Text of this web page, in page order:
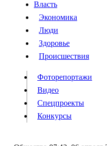
Власть
Происшествия
Видео
Конкурсы
Власть
Экономика
Люди
Здоровье
Происшествия
Фоторепортажи
Видео
Спецпроекты
Конкурсы